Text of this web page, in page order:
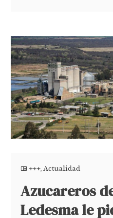
+++,Actualidad
Azucareros
Ledesma le